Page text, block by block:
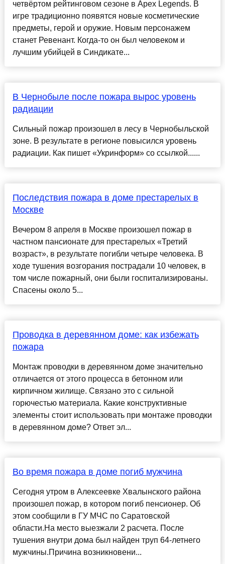
четвёртом рейтинговом сезоне в Apex Legends. В
игре традиционно появятся новые косметические
предметы, герой и оружие. Новым персонажем
станет Ревенант. Когда-то он был человеком и
лучшим убийцей в Синдикате...
В Чернобыле после пожара вырос уровень
радиации
Сильный пожар произошел в лесу в Чернобыльской
зоне. В результате в регионе повысился уровень
радиации. Как пишет «Укринформ» со ссылкой......
Последствия пожара в доме престарелых в
Москве
Вечером 8 апреля в Москве произошел пожар в
частном пансионате для престарелых «Третий
возраст», в результате погибли четыре человека. В
ходе тушения возгорания пострадали 10 человек, в
том числе пожарный, они были госпитализированы.
Спасены около 5...
Проводка в деревянном доме: как избежать
пожара
Монтаж проводки в деревянном доме значительно
отличается от этого процесса в бетонном или
кирпичном жилище. Связано это с сильной
горючестью материала. Какие конструктивные
элементы стоит использовать при монтаже проводки
в деревянном доме? Ответ эл...
Во время пожара в доме погиб мужчина
Сегодня утром в Алексеевке Хвалынского района
произошел пожар, в котором погиб пенсионер. Об
этом сообщили в ГУ МЧС по Саратовской
области.На место выезжали 2 расчета. После
тушения внутри дома был найден труп 64-летнего
мужчины.Причина возникновени...